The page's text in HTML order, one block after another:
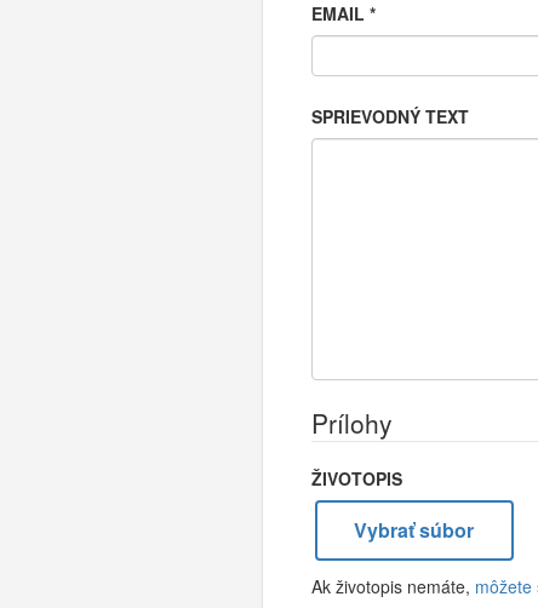
EMAIL *
SPRIEVODNÝ TEXT
Prílohy
ŽIVOTOPIS
Vybrať súbor
Ak životopis nemáte, môžete